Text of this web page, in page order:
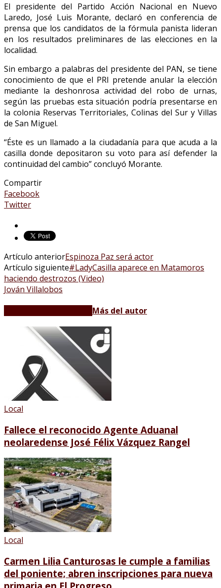
El presidente del Partido Acción Nacional en Nuevo
Laredo, José Luis Morante, declaró en conferencia de
prensa que los candidatos de la fórmula panista lideran
en los resultados preliminares de las elecciones en la
localidad.
Sin embargo a palabras del presidente del PAN, se tiene
conocimiento de que el PRI pretende anular la elección
mediante la deshonrosa actividad del robo de urnas,
según las pruebas esta situación podría presentarse en
la colonia Reservas Territoriales, Colinas del Sur y Villas
de San Miguel.
“Éste es un llamado a la ciudadanía para que acuda a la
casilla donde depositaron su voto para así defender la
continuidad del cambio” concluyó Morante.
Compartir
Facebook
Twitter
Artículo anteriorEspinoza Paz será actor
Artículo siguiente#LadyCasilla aparece en Matamoros
haciendo destrozos (Video)
Jován Villalobos
Más del autor
Local
Fallece el reconocido Agente Aduanal
neolaredense José Félix Vázquez Rangel
Local
Carmen Lilia Canturosas le cumple a familias
del poniente; abren inscripciones para nueva
primaria en El Progreso